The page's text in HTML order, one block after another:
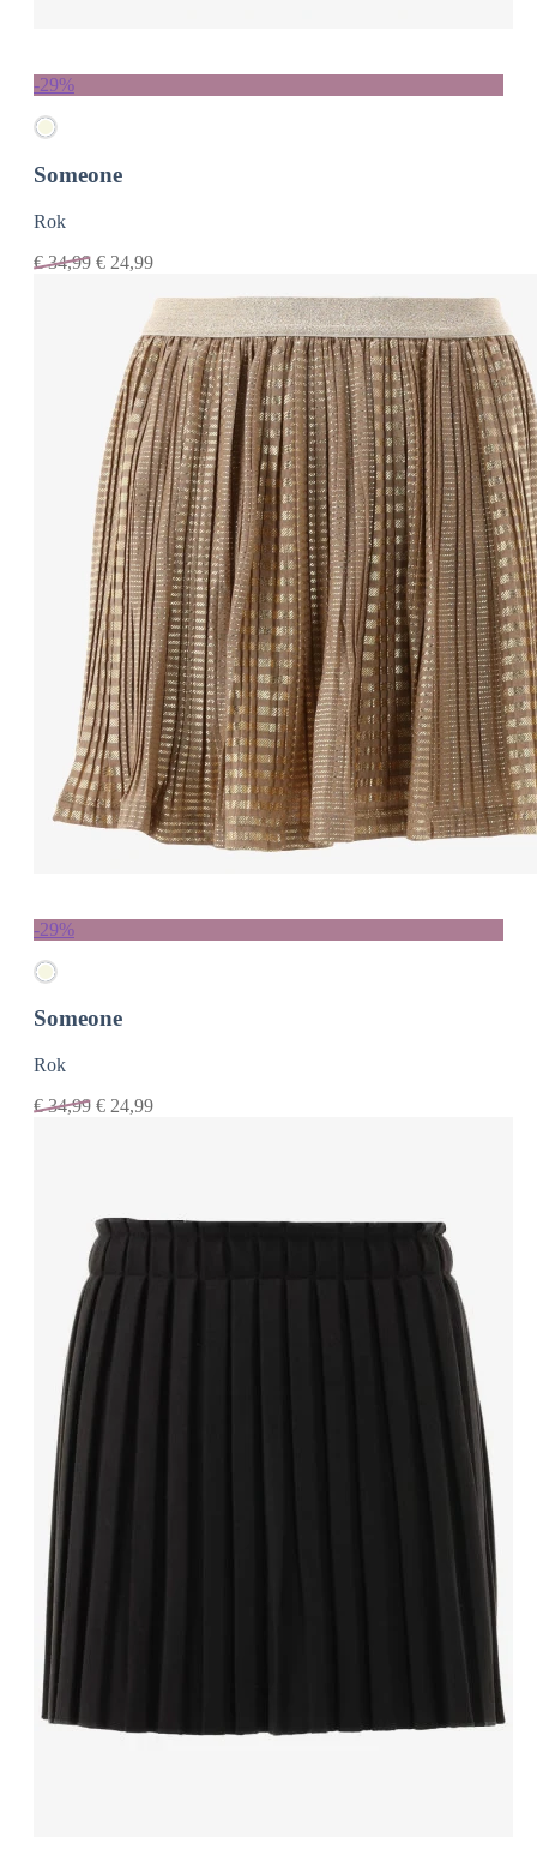
-29%
Someone
Rok
€34,99 € 24,99
-29%
Someone
Rok
€34,99 € 24,99